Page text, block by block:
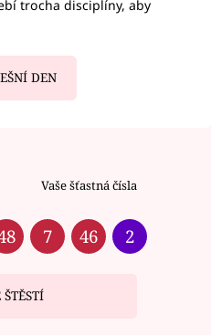
trocha disciplíny, aby
DEN
Vaše šťastná čísla
7 46 2
ŠTĚSTÍ